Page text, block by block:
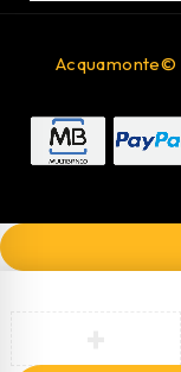
Acquamonte©